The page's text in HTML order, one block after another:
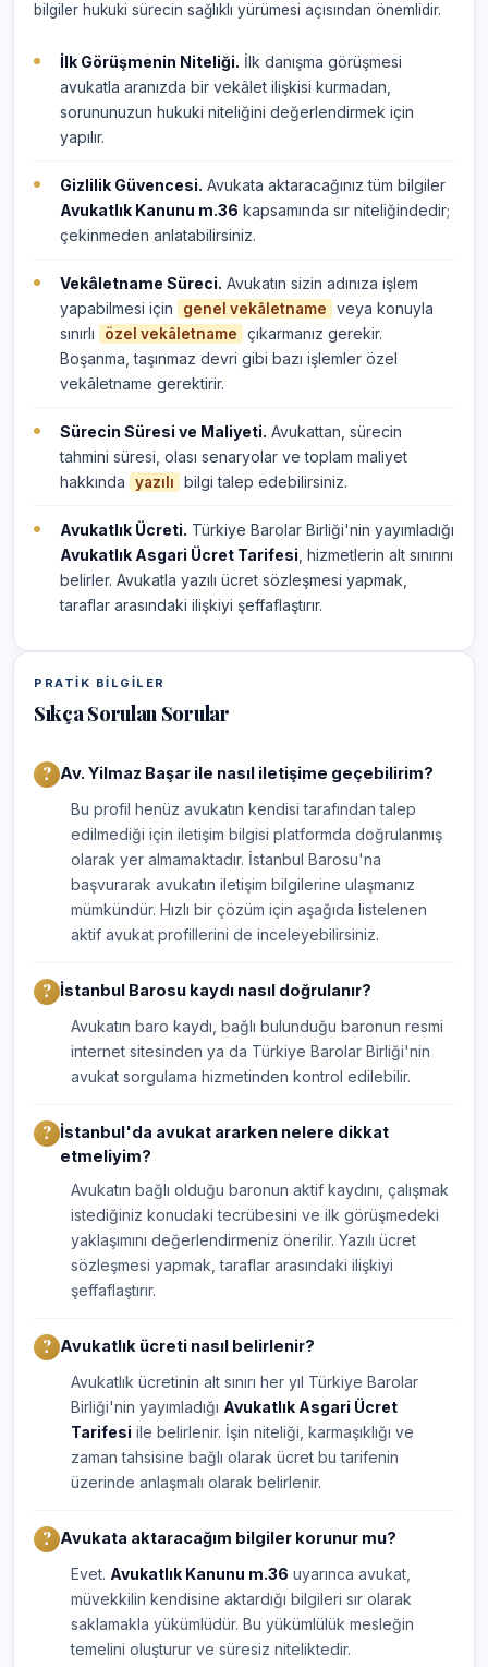
bilgiler hukuki sürecin sağlıklı yürümesi açısından önemlidir.
İlk Görüşmenin Niteliği. İlk danışma görüşmesi
avukatla aranızda bir vekâlet ilişkisi kurmadan,
sorununuzun hukuki niteliğini değerlendirmek için
yapılır.
Gizlilik Güvencesi. Avukata aktaracağınız tüm bilgiler
Avukatlık Kanunu m.36 kapsamında sır niteliğindedir;
çekinmeden anlatabilirsiniz.
Vekâletname Süreci. Avukatın sizin adınıza işlem
yapabilmesi için
genel vekâletname
veya konuyla
sınırlı
özel vekâletname
çıkarmanız gerekir.
Boşanma, taşınmaz devri gibi bazı işlemler özel
vekâletname gerektirir.
Sürecin Süresi ve Maliyeti. Avukattan, sürecin
tahmini süresi, olası senaryolar ve toplam maliyet
hakkında
yazılı bilgi talep edebilirsiniz.
Avukatlık Ücreti. Türkiye Barolar Birliği'nin yayımladığı
Avukatlık Asgari Ücret Tarifesi , hizmetlerin alt sınırını
belirler. Avukatla yazılı ücret sözleşmesi yapmak,
taraflar arasındaki ilişkiyi şeffaflaştırır.
PRATIK BILGILER
Sıkça Sorulan Sorular
Av. Yilmaz Başar ile nasıl iletişime geçebilirim?
Bu profil henüz avukatın kendisi tarafından talep
edilmediği için iletişim bilgisi platformda doğrulanmış
olarak yer almamaktadır. İstanbul Barosu'na
başvurarak avukatın iletişim bilgilerine ulaşmanız
mümkündür. Hızlı bir çözüm için aşağıda listelenen
aktif avukat profillerini de inceleyebilirsiniz.
İstanbul Barosu kaydı nasıl doğrulanır?
Avukatın baro kaydı, bağlı bulunduğu baronun resmi
internet sitesinden ya da Türkiye Barolar Birliği'nin
avukat sorgulama hizmetinden kontrol edilebilir.
İstanbul'da avukat ararken nelere dikkat
etmeliyim?
Avukatın bağlı olduğu baronun aktif kaydını, çalışmak
istediğiniz konudaki tecrübesini ve ilk görüşmedeki
yaklaşımını değerlendirmeniz önerilir. Yazılı ücret
sözleşmesi yapmak, taraflar arasındaki ilişkiyi
şeffaflaştırır.
Avukatlık ücreti nasıl belirlenir?
Avukatlık ücretinin alt sınırı her yıl Türkiye Barolar
Birliği'nin yayımladığı Avukatlık Asgari Ücret
Tarifesi ile belirlenir. İşin niteliği, karmaşıklığı ve
zaman tahsisine bağlı olarak ücret bu tarifenin
üzerinde anlaşmalı olarak belirlenir.
Avukata aktaracağım bilgiler korunur mu?
Evet. Avukatlık Kanunu m.36 uyarınca avukat,
müvekkilin kendisine aktardığı bilgileri sır olarak
saklamakla yükümlüdür. Bu yükümlülük mesleğin
temelini oluşturur ve süresiz niteliktedir.